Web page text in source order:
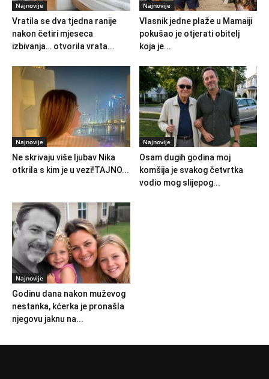
Najnovije
Vratila se dva tjedna ranije
nakon četiri mjeseca
izbivanja… otvorila vrata...
Najnovije
Vlasnik jedne plaže u Mamaiji
pokušao je otjerati obitelj
koja je...
Najnovije
Ne skrivaju više ljubav Nika
otkrila s kim je u vezi!TAJNO...
Najnovije
Osam dugih godina moj
komšija je svakog četvrtka
vodio mog slijepog...
Najnovije
Godinu dana nakon muževog
nestanka, kćerka je pronašla
njegovu jaknu na...